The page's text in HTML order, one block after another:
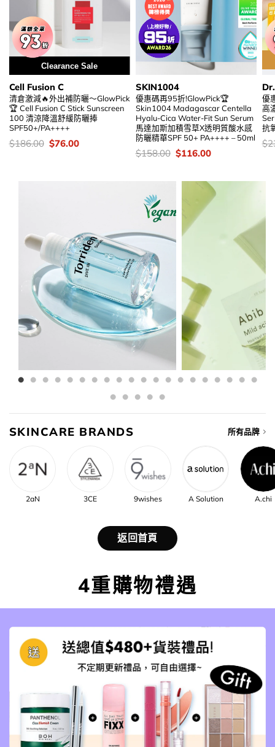
Clearance Sale
Cell Fusion C
清倉激減🔥外出補防曬～GlowPick
🏆 Cell Fusion C Stick Sunscreen
100 清涼降溫舒緩防曬捧
SPF50+/PA++++
價
$186.00 Original
$76.00Current
SKIN1004
優惠碼再95折!GlowPick🏆
Skin1004 Madagascar Centella
Hyalu-Cica Water-Fit Sun Serum
馬達加斯加積雪草X透明質酸水感
防曬精華SPF 50+ PA++++ – 50ml
價
$158.00 Original
$158.00.
$116.00Current
$116.00.
優
高
抗
價
$
SKINCARE BRANDS 所有品牌
2aN 3CE 9wishes A Solution A.chi
返回首頁
4重購物禮遇